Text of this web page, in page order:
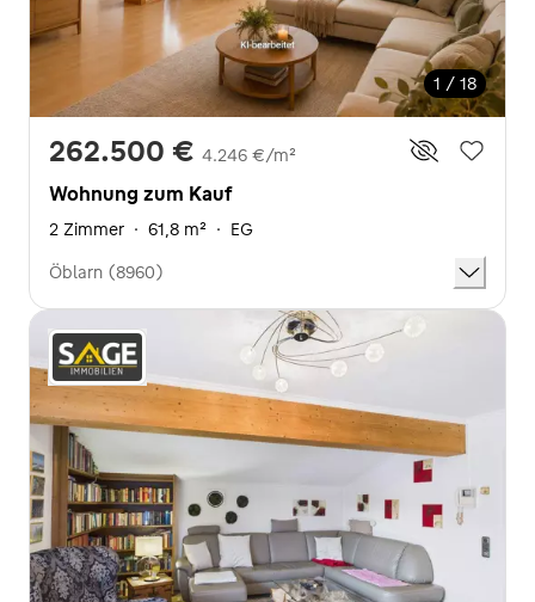
1 / 18
262.500 € 4.246 €/m²
Wohnung zum Kauf
2 Zimmer · 61,8 m² · EG
Öblarn (8960)